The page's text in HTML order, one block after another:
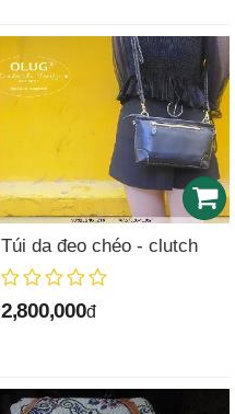
Túi da đeo chéo - clutch
2,800,000đ